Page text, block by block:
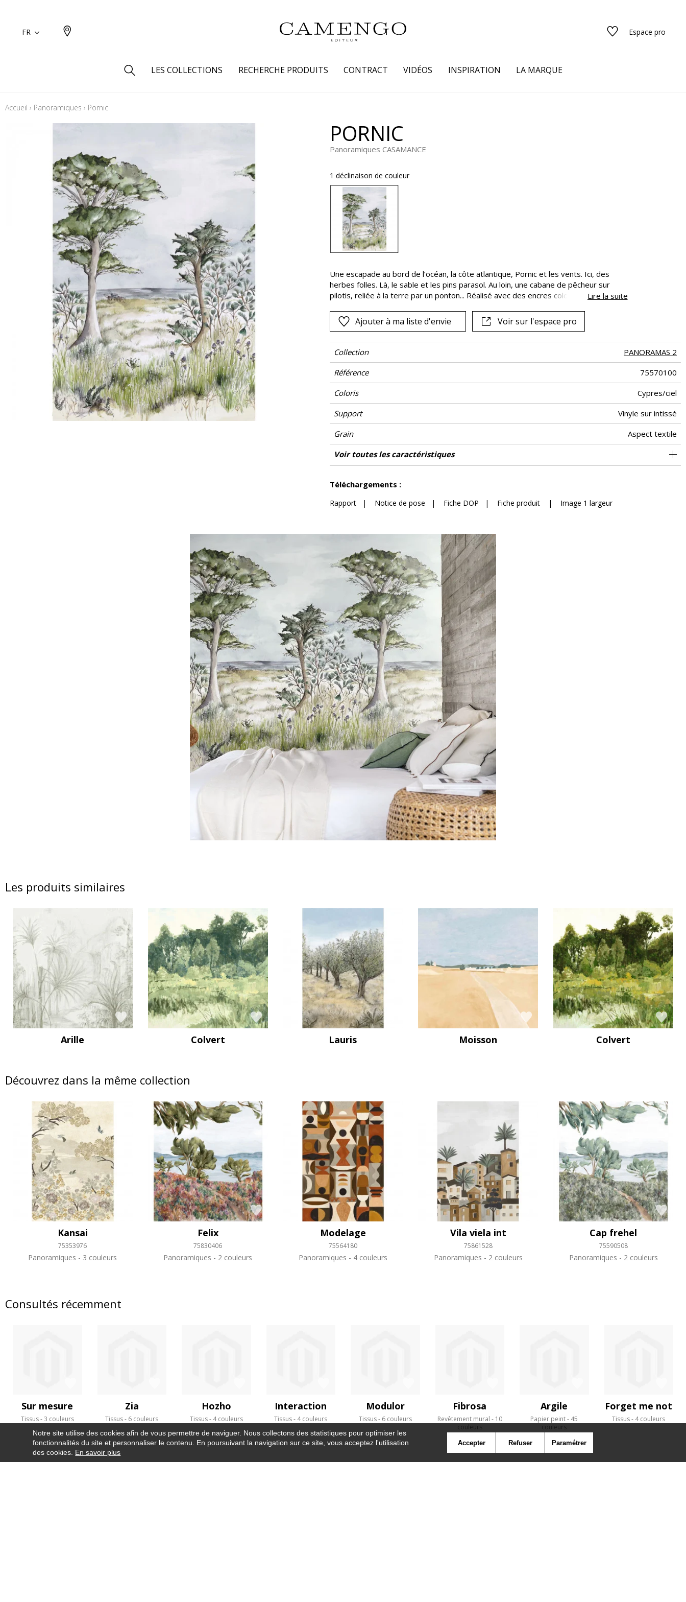
FR Espace pro
LES COLLECTIONS RECHERCHE PRODUITS
Laine
Lin
Polyester
Satin
Taffetas
Velours
Dessins
Faux unis / texture
Blanc
Rose
Rouge
Violet
CONTRACT VIDÉOS INSPIRATION LA MARQUE
Accueil › Panoramiques › Pornic
PORNIC
Panoramiques CASAMANCE
1 déclinaison de couleur
Une escapade au bord de l’océan, la côte atlantique, Pornic et les vents. Ici, des
herbes folles. Là, le sable et les pins parasol. Au loin, une cabane de pêcheur sur
pilotis, reliée à la terre par un ponton... Réalisé avec des encres colorées, ce tableau
Lire la suite
Ajouter à ma liste d'envie Voir sur l'espace pro
Collection
PANORAMAS 2
Référence
75570100
Coloris
Cypres/ciel
Support
Vinyle sur intissé
Grain
Aspect textile
Largeur d'un Lé
68 cm / 27 inches
Hauteur 300 cm / 118 inches
Largeur Totale 204 cm
Raccord Raccord droit
Nombre de lés 3
Poids g/m² 330
Entretien Lessivable
Pose colle Encollage du mur
Dépose Arrachage à sec
Norme COV A+
ASTME84 Class A
Norme euroclass B s2 d0
Pays d'origine Italie
Voir toutes les caractéristiques
Téléchargements :
Rapport| Notice de pose | Fiche DOP | Fiche produit | Image 1 largeur
Les produits similaires
Arille Colvert Lauris Moisson Colvert
Découvrez dans la même collection
Kansai
75353976
Panoramiques 3 couleurs
Felix
75830406
Panoramiques 2 couleurs
Modelage
75564180
Panoramiques 4 couleurs
Vila viela int
75861528
Panoramiques 2 couleurs
Cap frehel
75590508
Panoramiques 2 couleurs
Consultés récemment
Sur mesure
Tissus 3 couleurs
Zia
Tissus 6 couleurs
Hozho
Tissus 4 couleurs
Interaction
Tissus 4 couleurs
Modulor
Tissus 6 couleurs
Fibrosa
Revêtement mural
10
couleurs
Argile
Papier peint
45
couleurs
Forget me not
Tissus 4 couleurs
Notre site utilise des cookies afin de vous permettre de naviguer. Nous collectons des statistiques pour optimiser les
fonctionnalités du site et personnaliser le contenu. En poursuivant la navigation sur ce site, vous acceptez l'utilisation
des cookies. En savoir plus
Accepter Refuser Paramétrer